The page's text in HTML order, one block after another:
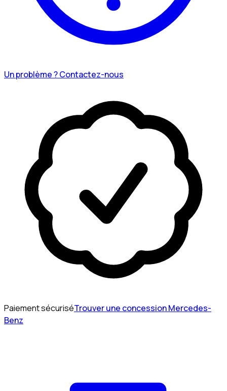
Un problème ? Contactez-nous
Paiement sécuriséTrouver une concession Mercedes-
Benz